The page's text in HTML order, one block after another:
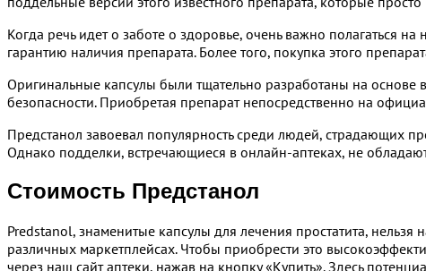
Когда речь идет о заботе о здоровье, очень важно полагаться
гарантию наличия препарата. Более того, покупка этого
Оригинальные капсулы были тщательно разработаны на основе
безопасности. Приобретая препарат непосредственно на
Предстанол завоевал популярность среди людей, страдающих
Однако подделки, встречающиеся в онлайн-аптеках, не
Стоимость Предстанол
Predstanol, знаменитые капсулы для лечения простатита,
различных маркетплейсах. Чтобы приобрести это
через наш сайт аптеки, нажав на кнопку «Купить». Здесь